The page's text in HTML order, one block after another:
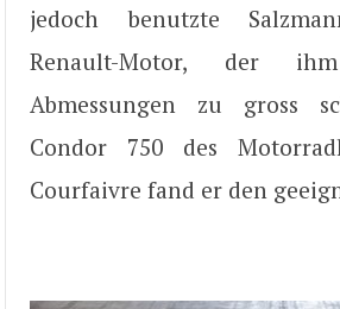
jedoch benutzte
Renault-Motor, der
Abmessungen zu gross
Condor 750 des
Courfaivre fand er den